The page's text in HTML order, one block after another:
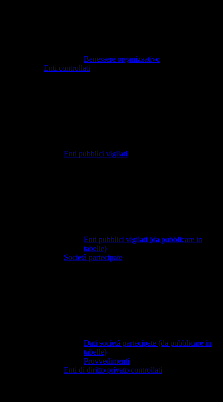
Benessere organizzativo
Enti controllati
Enti pubblici vigilati
Enti pubblici vigilati (da pubblicare in
tabelle)
Società partecipate
Dati società partecipate (da pubblicare in
tabelle)
Provvedimenti
Enti di diritto privato controllati